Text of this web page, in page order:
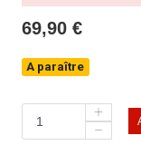
69,90 €
A paraître